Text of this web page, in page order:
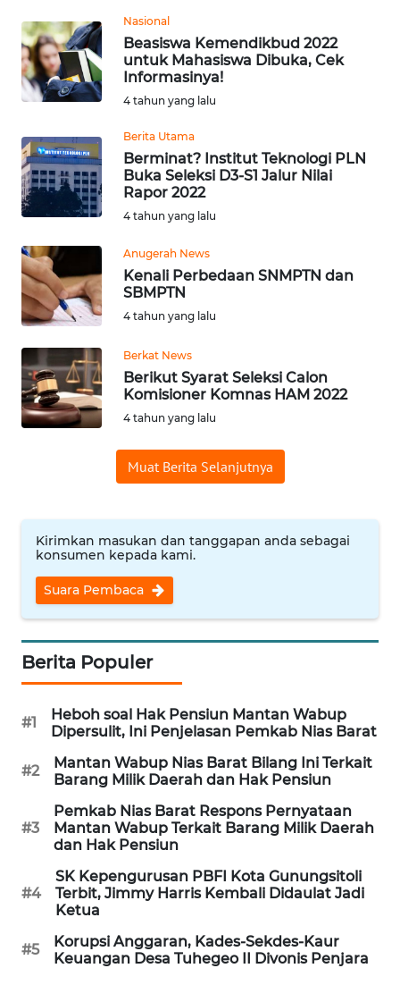
Nasional
Beasiswa Kemendikbud 2022
untuk Mahasiswa Dibuka, Cek
Informasinya!
4 tahun yang lalu
Berita Utama
Berminat? Institut Teknologi PLN
Buka Seleksi D3-S1 Jalur Nilai
Rapor 2022
4 tahun yang lalu
Anugerah News
Kenali Perbedaan SNMPTN dan
SBMPTN
4 tahun yang lalu
Berkat News
Berikut Syarat Seleksi Calon
Komisioner Komnas HAM 2022
4 tahun yang lalu
Muat Berita Selanjutnya
Kirimkan masukan dan tanggapan anda sebagai
konsumen kepada kami.
Suara Pembaca
Berita Populer
#1
Heboh soal Hak Pensiun Mantan Wabup
Dipersulit, Ini Penjelasan Pemkab Nias Barat
#2
Mantan Wabup Nias Barat Bilang Ini Terkait
Barang Milik Daerah dan Hak Pensiun
#3
Pemkab Nias Barat Respons Pernyataan
Mantan Wabup Terkait Barang Milik Daerah
dan Hak Pensiun
#4
SK Kepengurusan PBFI Kota Gunungsitoli
Terbit, Jimmy Harris Kembali Didaulat Jadi
Ketua
#5
Korupsi Anggaran, Kades-Sekdes-Kaur
Keuangan Desa Tuhegeo II Divonis Penjara
WN
DEPOK
TAPANULI
UTARA
WN
WN
PADANG
LAWAS
WN
SUMEDANG
WN
WN
TANGERANG
WN
BINJAI
WN
CIREBON
WN
INDRAMAYU
WN
WN